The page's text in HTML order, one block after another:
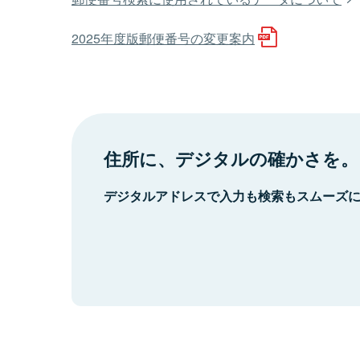
2025年度版郵便番号の変更案内
住所に、デジタルの確かさを。
デジタルアドレスで入力も検索もスムーズ